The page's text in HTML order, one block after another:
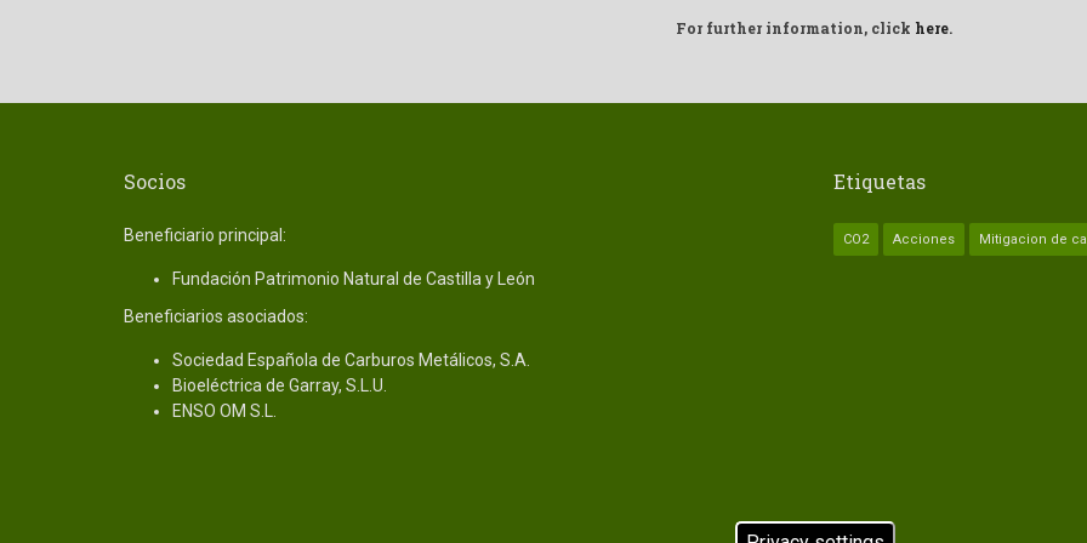
For further information, click here.
Socios
Beneficiario principal:
Fundación Patrimonio Natural de Castilla y León
Beneficiarios asociados:
Sociedad Española de Carburos Metálicos, S.A.
Bioeléctrica de Garray, S.L.U.
ENSO OM S.L.
Etiquetas
CO2 Acciones Mitigacion de